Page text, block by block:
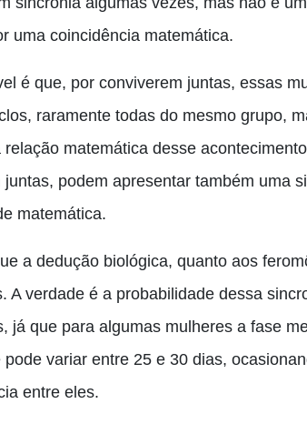
uma coincidência matemática.
é que, por conviverem juntas, essas
raramente todas do mesmo grupo,
matemática desse
podem apresentar também uma
matemática.
a dedução biológica, quanto aos
A verdade é a probabilidade dessa
já que para algumas mulheres a fase
variar entre 25 e 30 dias,
entre eles.